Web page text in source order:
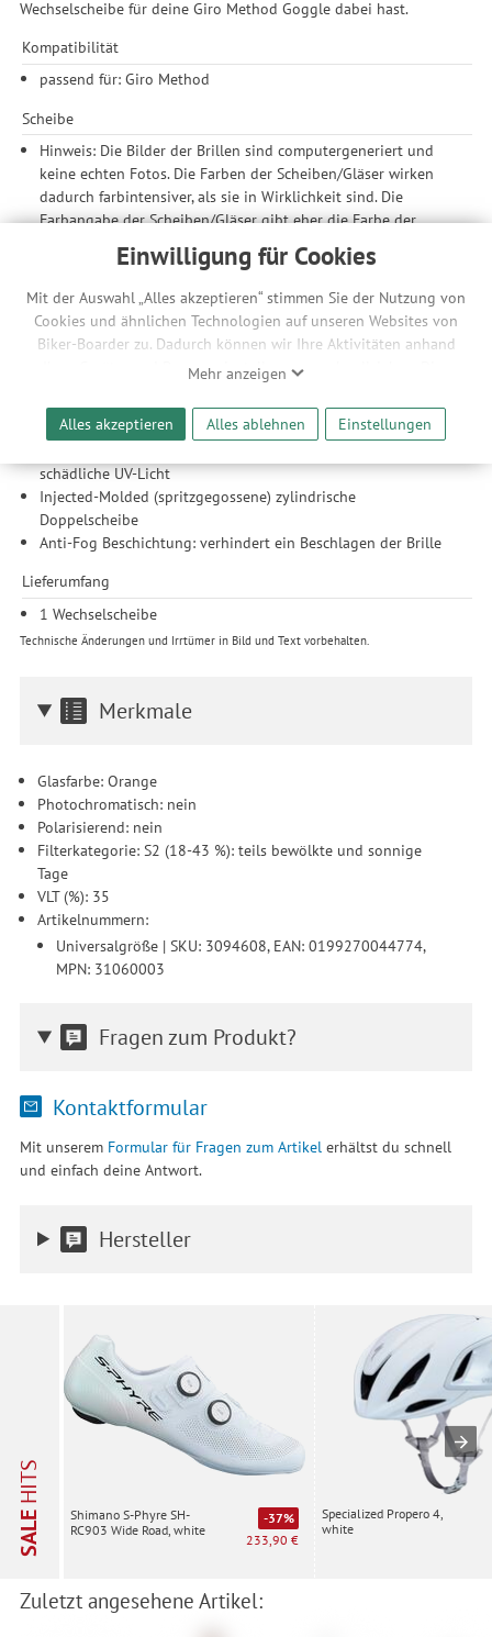
Einwilligung für Cookies
Mit der Auswahl „Alles akzeptieren“ stimmen Sie der Nutzung von
Cookies und ähnlichen Technologien auf unseren Websites von
Biker-Boarder zu. Dadurch können wir Ihre Aktivitäten anhand
Ihrer Geräte- und Browsereinstellungen nachvollziehen. Dies
ermöglicht es uns, anhand ihrer Interessen nutzungsbasierte
Werbeanzeigen für Sie bereitzustellen sowie Funktionalitäten
unserer Website sicherzustellen und stetig zu verbessern. Dabei
werden Ihre Daten auch an Drittanbieter und Werbepartner
weitergegeben. Die Verarbeitung erfolgt ausschließlich zum
Zwecke der Einbindung von Streaming-Inhalten und der
Durchführung von statistischer Analyse, Reichweitenmessungen,
Produktempfehlungen und nutzungsbasierter Werbung.
Informationen zu den einzelnen Funktionen, den Drittanbietern
und der Speicherdauer finden Sie unter Einstellungen. Diese
Einwilligung ist freiwillig, für die Nutzung unserer Website nicht
erforderlich und gilt, bis sie widerrufen wird. Sie können Ihre
Mehr anzeigen
Alles akzeptieren Alles ablehnen Einstellungen
Wechselscheibe für deine Giro Method Goggle dabei hast.
Kompatibilität
passend für: Giro Method
Scheibe
Hinweis: Die Bilder der Brillen sind computergeneriert und
keine echten Fotos. Die Farben der Scheiben/Gläser wirken
dadurch farbintensiver, als sie in Wirklichkeit sind. Die
Farbangabe der Scheiben/Gläser gibt eher die Farbe der
Spiegelung an, wenn Licht auf die Scheiben/Gläser fällt.
Vivid Ember Scheibe, 35 Prozent Lichtdurchlässigkeit,
geeignet für leicht bewölkte Tage
Vivid: eine patentierte Scheibentechnologie, entwickelt von
Giro in Partnerschaft mit Zeiss Optics, die das visuelle
Definition erhöht; reduziert die Augenbelastung, verbessert
die Reaktionszeit, steigert das Selbstvertrauen und liefert
präzises Sehen ohne Farbübersättigung; die Technologie
schädliche UV-Licht
Injected-Molded (spritzgegossene) zylindrische
Doppelscheibe
Anti-Fog Beschichtung: verhindert ein Beschlagen der Brille
Lieferumfang
1 Wechselscheibe
Technische Änderungen und Irrtümer in Bild und Text vorbehalten.
Merkmale
Glasfarbe: Orange
Photochromatisch: nein
Polarisierend: nein
Filterkategorie: S2 (18-43 %): teils bewölkte und sonnige
Tage
VLT (%): 35
Artikelnummern:
Universalgröße | SKU: 3094608, EAN: 0199270044774,
MPN: 31060003
Fragen zum Produkt?
Kontaktformular
Mit unserem Formular für Fragen zum Artikelerhältst du schnell
und einfach deine Antwort.
Hersteller
SALE
HITS
Shimano S-Phyre SH-
RC903 Wide Road, white
-37%
233,90 €
Specialized Propero 4,
white
Zuletzt angesehene Artikel: